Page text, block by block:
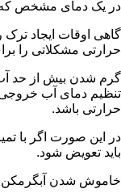
در یک دمای مشخص که
گاهی اوقات ایجاد
حرارتی مشکلاتی را
گرم شدن بیش از حد
تنظیم دمای آب خروجی
حرارتی باشد.
در این صورت اگر با
باید تعویض شود.
خاموش شدن آبگرمکن